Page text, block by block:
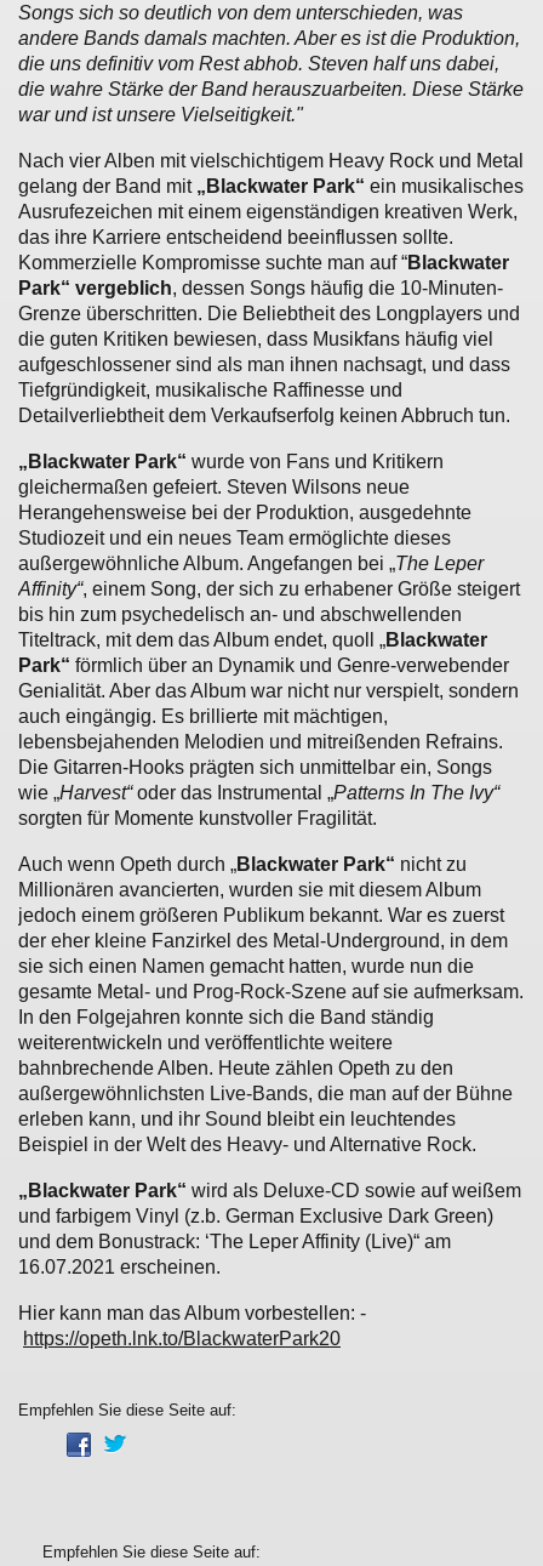
Songs sich so deutlich von dem unterschieden, was
andere Bands damals machten. Aber es ist die Produktion,
die uns definitiv vom Rest abhob. Steven half uns dabei,
die wahre Stärke der Band herauszuarbeiten. Diese Stärke
war und ist unsere Vielseitigkeit."
Nach vier Alben mit vielschichtigem Heavy Rock und Metal
gelang der Band mit „Blackwater Park“ ein musikalisches
Ausrufezeichen mit einem eigenständigen kreativen Werk,
das ihre Karriere entscheidend beeinflussen sollte.
Kommerzielle Kompromisse suchte man auf “Blackwater
Park“ vergeblich, dessen Songs häufig die 10-Minuten-
Grenze überschritten. Die Beliebtheit des Longplayers und
die guten Kritiken bewiesen, dass Musikfans häufig viel
aufgeschlossener sind als man ihnen nachsagt, und dass
Tiefgründigkeit, musikalische Raffinesse und
Detailverliebtheit dem Verkaufserfolg keinen Abbruch tun.
„Blackwater Park“ wurde von Fans und Kritikern
gleichermaßen gefeiert. Steven Wilsons neue
Herangehensweise bei der Produktion, ausgedehnte
Studiozeit und ein neues Team ermöglichte dieses
außergewöhnliche Album. Angefangen bei „The Leper
Affinity“, einem Song, der sich zu erhabener Größe steigert
bis hin zum psychedelisch an- und abschwellenden
Titeltrack, mit dem das Album endet, quoll „Blackwater
Park“ förmlich über an Dynamik und Genre-verwebender
Genialität. Aber das Album war nicht nur verspielt, sondern
auch eingängig. Es brillierte mit mächtigen,
lebensbejahenden Melodien und mitreißenden Refrains.
Die Gitarren-Hooks prägten sich unmittelbar ein, Songs
wie „Harvest“oder das Instrumental „Patterns In The Ivy“
sorgten für Momente kunstvoller Fragilität.
Auch wenn Opeth durch „Blackwater Park“ nicht zu
Millionären avancierten, wurden sie mit diesem Album
jedoch einem größeren Publikum bekannt. War es zuerst
der eher kleine Fanzirkel des Metal-Underground, in dem
sie sich einen Namen gemacht hatten, wurde nun die
gesamte Metal- und Prog-Rock-Szene auf sie aufmerksam.
In den Folgejahren konnte sich die Band ständig
weiterentwickeln und veröffentlichte weitere
bahnbrechende Alben. Heute zählen Opeth zu den
außergewöhnlichsten Live-Bands, die man auf der Bühne
erleben kann, und ihr Sound bleibt ein leuchtendes
Beispiel in der Welt des Heavy- und Alternative Rock.
„Blackwater Park“ wird als Deluxe-CD sowie auf weißem
und farbigem Vinyl (z.b. German Exclusive Dark Green)
und dem Bonustrack: ‘The Leper Affinity (Live)“ am
16.07.2021 erscheinen.
Hier kann man das Album vorbestellen: -
https://opeth.lnk.to/BlackwaterPark20
Empfehlen Sie diese Seite auf:
Empfehlen Sie diese Seite auf: